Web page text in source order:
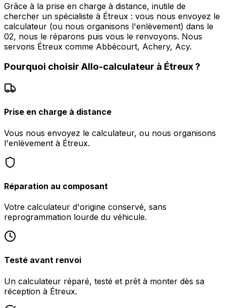
Grâce à la prise en charge à distance, inutile de
chercher un spécialiste à Étreux : vous nous envoyez le
calculateur (ou nous organisons l'enlèvement) dans le
02, nous le réparons puis vous le renvoyons. Nous
servons Étreux comme Abbécourt, Achery, Acy.
Pourquoi choisir Allo-calculateur à Étreux?
Prise en charge à distance
Vous nous envoyez le calculateur, ou nous organisons
l'enlèvement à Étreux.
Réparation au composant
Votre calculateur d'origine conservé, sans
reprogrammation lourde du véhicule.
Testé avant renvoi
Un calculateur réparé, testé et prêt à monter dès sa
réception à Étreux.